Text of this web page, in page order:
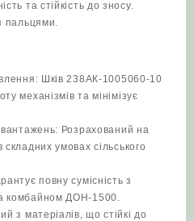
та стійкість до зносу.
пальцями.
Шків 238АК-1005060-10
механізмів та мінімізує
Розрахований на
умовах сільського
повну сумісність з
комбайном ДОН-1500.
з матеріалів, що стійкі до